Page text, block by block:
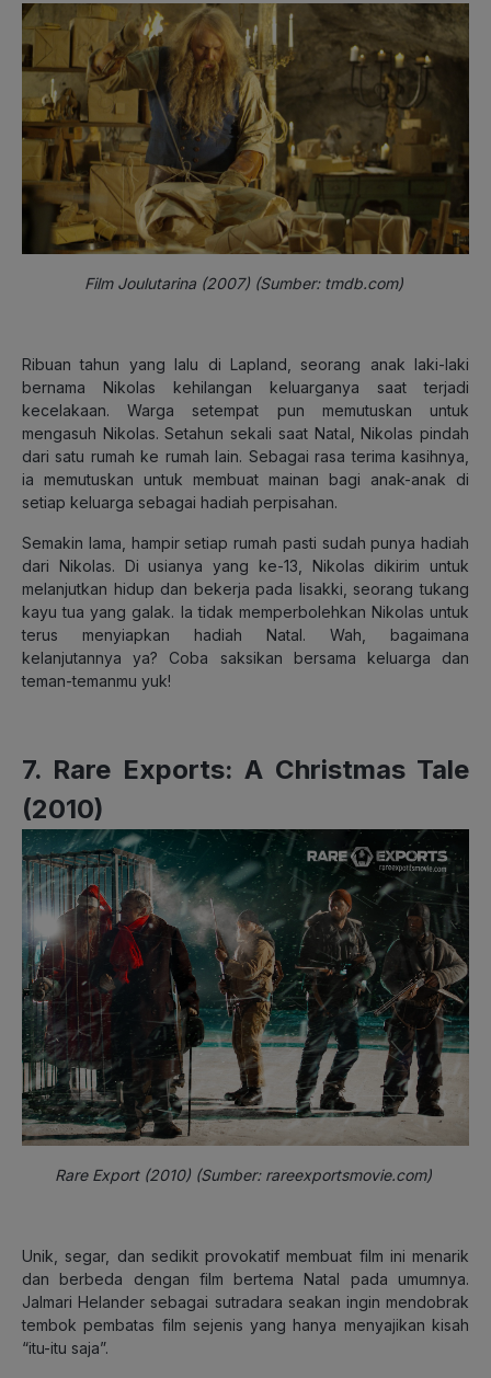
Film Joulutarina (2007) (Sumber: tmdb.com)
Ribuan tahun yang lalu di Lapland, seorang anak laki-laki
bernama Nikolas kehilangan keluarganya saat terjadi
kecelakaan. Warga setempat pun memutuskan untuk
mengasuh Nikolas. Setahun sekali saat Natal, Nikolas pindah
dari satu rumah ke rumah lain. Sebagai rasa terima kasihnya,
ia memutuskan untuk membuat mainan bagi anak-anak di
setiap keluarga sebagai hadiah perpisahan.
Semakin lama, hampir setiap rumah pasti sudah punya hadiah
dari Nikolas. Di usianya yang ke-13, Nikolas dikirim untuk
melanjutkan hidup dan bekerja pada Iisakki, seorang tukang
kayu tua yang galak. Ia tidak memperbolehkan Nikolas untuk
terus menyiapkan hadiah Natal. Wah, bagaimana
kelanjutannya ya? Coba saksikan bersama keluarga dan
teman-temanmu yuk!
7. Rare Exports: A Christmas Tale
(2010)
Rare Export (2010) (Sumber: rareexportsmovie.com)
Unik, segar, dan sedikit provokatif membuat film ini menarik
dan berbeda dengan film bertema Natal pada umumnya.
Jalmari Helander sebagai sutradara seakan ingin mendobrak
tembok pembatas film sejenis yang hanya menyajikan kisah
“itu-itu saja”.